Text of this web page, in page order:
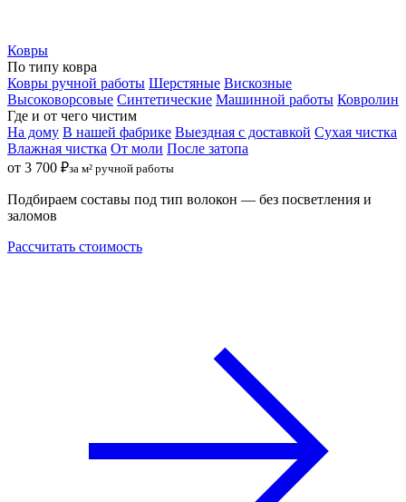
Ковры
По типу ковра
Ковры ручной работы Шерстяные Вискозные
Высоковорсовые Синтетические Машинной работы Ковролин
Где и от чего чистим
На дому В нашей фабрике Выездная с доставкой Сухая чистка
Влажная чистка От моли После затопа
от 3 700 ₽за м² ручной работы
Подбираем составы под тип волокон — без посветления и
заломов
Рассчитать стоимость